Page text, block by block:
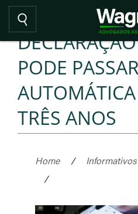
PODE
TRÊS ANOS
Home / Informativos
/